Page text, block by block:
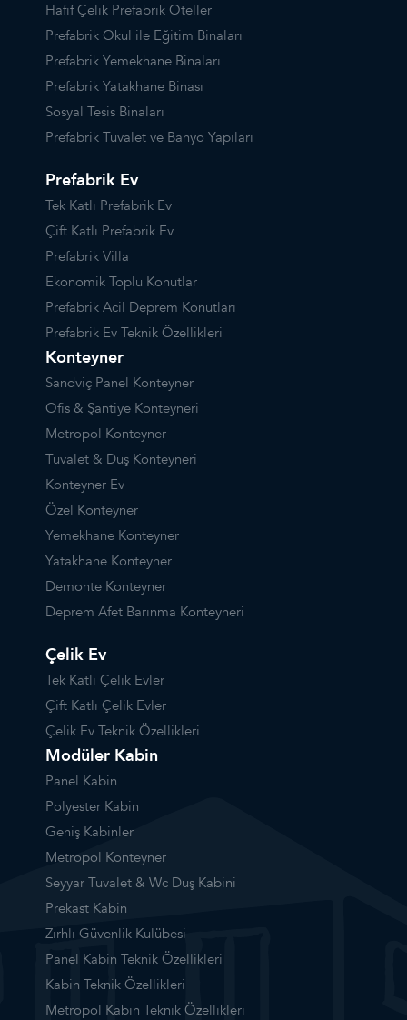
Hafif Çelik Prefabrik Oteller
Prefabrik Okul ile Eğitim Binaları
Prefabrik Yemekhane Binaları
Prefabrik Yatakhane Binası
Sosyal Tesis Binaları
Prefabrik Tuvalet ve Banyo Yapıları
Prefabrik Ev
Tek Katlı Prefabrik Ev
Çift Katlı Prefabrik Ev
Prefabrik Villa
Ekonomik Toplu Konutlar
Prefabrik Acil Deprem Konutları
Prefabrik Ev Teknik Özellikleri
Konteyner
Sandviç Panel Konteyner
Ofis & Şantiye Konteyneri
Metropol Konteyner
Tuvalet & Duş Konteyneri
Konteyner Ev
Özel Konteyner
Yemekhane Konteyner
Yatakhane Konteyner
Demonte Konteyner
Deprem Afet Barınma Konteyneri
Çelik Ev
Tek Katlı Çelik Evler
Çift Katlı Çelik Evler
Çelik Ev Teknik Özellikleri
Modüler Kabin
Panel Kabin
Polyester Kabin
Geniş Kabinler
Metropol Konteyner
Seyyar Tuvalet & Wc Duş Kabini
Prekast Kabin
Zırhlı Güvenlik Kulübesi
Panel Kabin Teknik Özellikleri
Kabin Teknik Özellikleri
Metropol Kabin Teknik Özellikleri